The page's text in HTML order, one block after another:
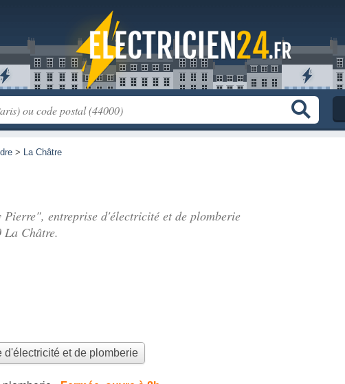
> La Châtre
Pierre", entreprise d'électricité et de plomberie
La Châtre.
d'électricité et de plomberie